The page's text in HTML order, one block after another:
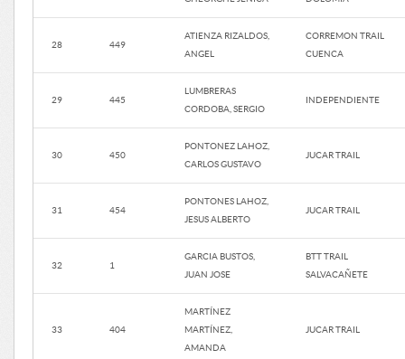
28 449
ATIENZA RIZALDOS,
ANGEL
CORREMON TRAIL
CUENCA
29 445
LUMBRERAS
CORDOBA, SERGIO
INDEPENDIENTE
30 450
PONTONEZ LAHOZ,
CARLOS GUSTAVO
JUCAR TRAIL
31 454
PONTONES LAHOZ,
JESUS ALBERTO
JUCAR TRAIL
32 1
GARCIA BUSTOS,
JUAN JOSE
BTT TRAIL
SALVACAÑETE
33 404
MARTÍNEZ
MARTÍNEZ,
AMANDA
JUCAR TRAIL